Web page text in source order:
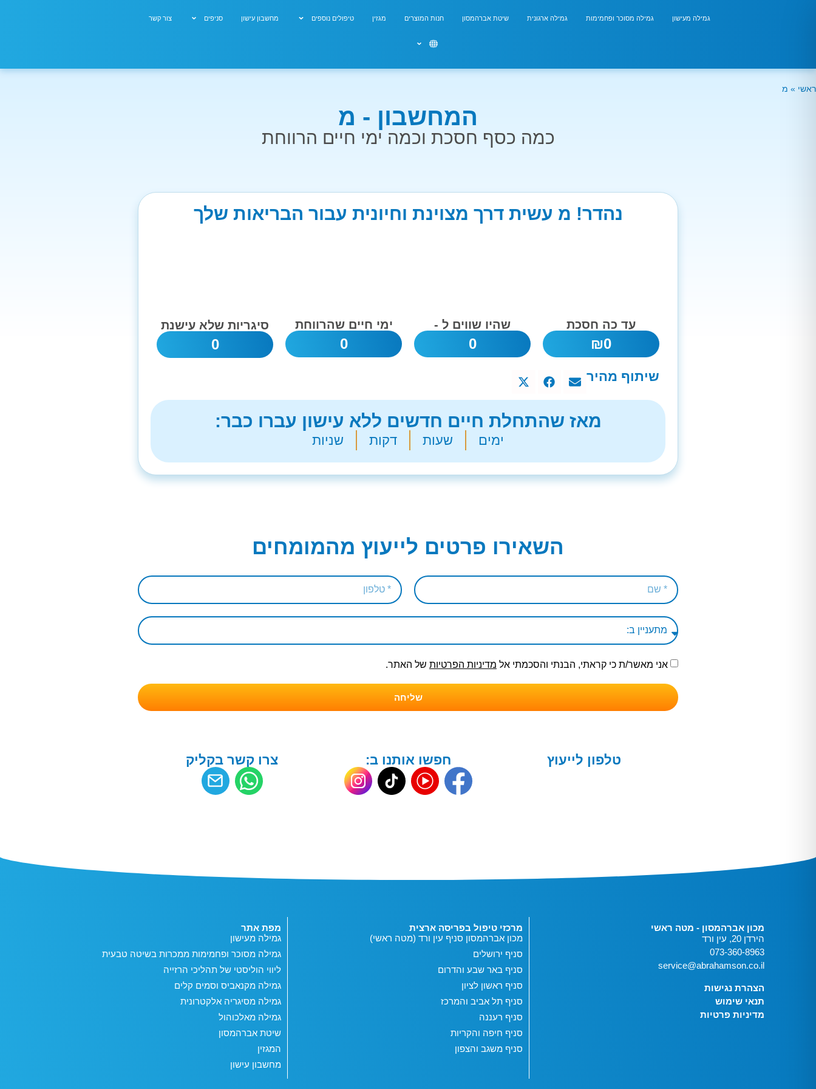
גמילה מעישון גמילה מסוכר ופחמימות גמילה ארגונית שיטת אברהמסון חנות המוצרים מגזין טיפולים נוספים מחשבון עישון סניפים צור קשר
ראשי » מ
המחשבון - מ
כמה כסף חסכת וכמה ימי חיים הרווחת
נהדר! מ עשית דרך מצוינת וחיונית עבור הבריאות שלך
עד כה חסכת
0
₪
שהיו שווים ל -
0
ימי חיים שהרווחת
0
סיגריות שלא עישנת
0
שיתוף מהיר
מאז שהתחלת חיים חדשים ללא עישון עברו כבר:
ימים שעות דקות שניות
השאירו פרטים לייעוץ מהמומחים
אני מאשר/ת כי קראתי, הבנתי והסכמתי אל מדיניות הפרטיות של האתר.
שליחה
טלפון לייעוץ חפשו אותנו ב: צרו קשר בקליק
מכון אברהמסון - מטה ראשי
הירדן 20, עין ורד
073-360-8963
service@abrahamson.co.il
הצהרת נגישות
תנאי שימוש
מדיניות פרטיות
מרכזי טיפול בפריסה ארצית
מכון אברהמסון סניף עין ורד (מטה ראשי)
סניף ירושלים
סניף באר שבע והדרום
סניף ראשון לציון
סניף תל אביב והמרכז
סניף רעננה
סניף חיפה והקריות
סניף משגב והצפון
מפת אתר
גמילה מעישון
גמילה מסוכר ופחמימות ממכרות בשיטה טבעית
ליווי הוליסטי של תהליכי הרזייה
גמילה מקנאביס וסמים קלים
גמילה מסיגריה אלקטרונית
גמילה מאלכוהול
שיטת אברהמסון
המגזין
מחשבון עישון